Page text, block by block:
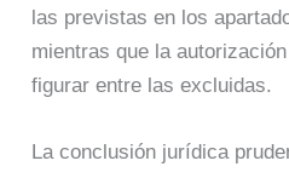
las previstas en los
mientras que la
figurar entre las excluidas.
La conclusión jurídica